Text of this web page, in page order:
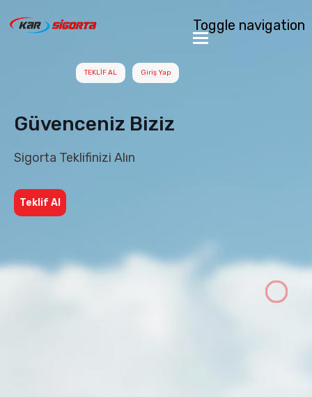
Toggle navigation
TEKLİF AL Giriş Yap
Güvenceniz Biziz
Sigorta Teklifinizi Alın
Teklif Al